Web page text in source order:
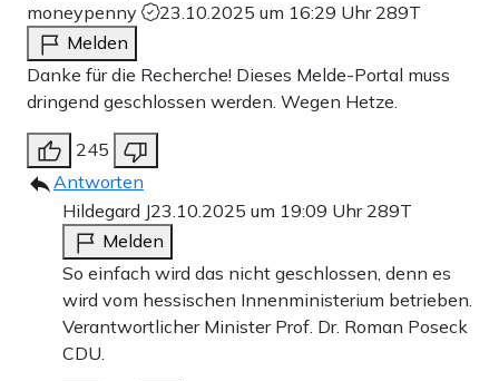
moneypenny 23.10.2025 um 16:29 Uhr 289T
Melden
Danke für die Recherche! Dieses Melde-Portal muss
dringend geschlossen werden. Wegen Hetze.
245
Antworten
Hildegard J23.10.2025 um 19:09 Uhr 289T
Melden
So einfach wird das nicht geschlossen, denn es
wird vom hessischen Innenministerium betrieben.
Verantwortlicher Minister Prof. Dr. Roman Poseck
CDU.